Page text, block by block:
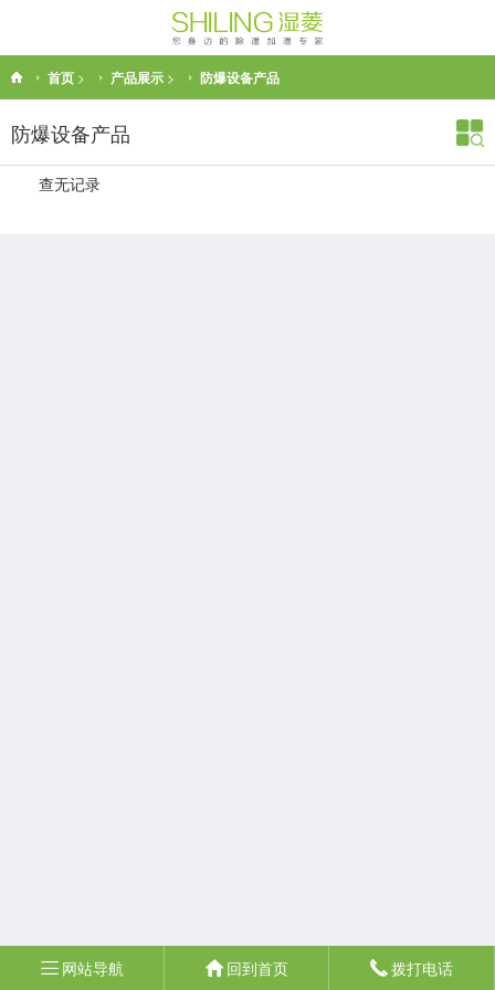
网站导航 回到首页 拨打电话
首页 > 产品展示 > 防爆设备产品
防爆设备产品
查无记录